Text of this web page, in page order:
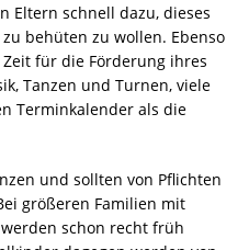
Eltern schnell dazu, dieses
behüten zu wollen. Ebenso
für die Förderung ihres
Tanzen und Turnen, viele
Terminkalender als die
und sollten von Pflichten
größeren Familien mit
schon recht früh